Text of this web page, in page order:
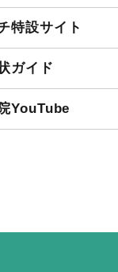
特設サイト
ガイド
YouTube